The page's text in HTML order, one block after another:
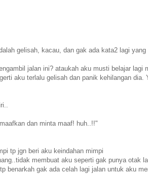
gelisah, kacau, dan gak ada kata2 lagi
jalan ini? ataukah aku musti belajar lagi
aku terlalu gelisah dan panik kehilangan dia.
dan minta maaf! huh..!!"
tp jgn beri aku keindahan mimpi
membuat aku seperti gak punya otak
benarkah gak ada celah lagi jalan untuk aku